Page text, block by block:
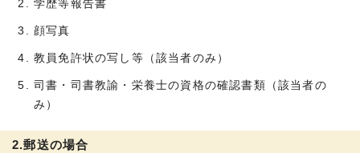
学歴等報告書
顔写真
教員免許状の写し等（該当者のみ）
司書・司書教諭・栄養士の資格の確認書類（該当者の
み）
2.郵送の場合